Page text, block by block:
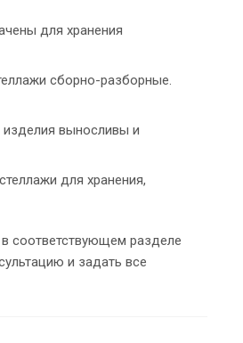
для хранения
сборно-разборные.
изделия выносливы и
для хранения,
соответствующем разделе
и задать все